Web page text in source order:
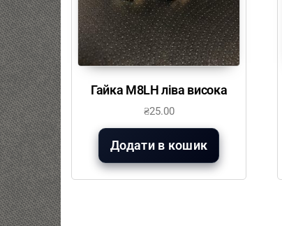
Гайка М8LH ліва висока
₴25.00
Додати в кошик